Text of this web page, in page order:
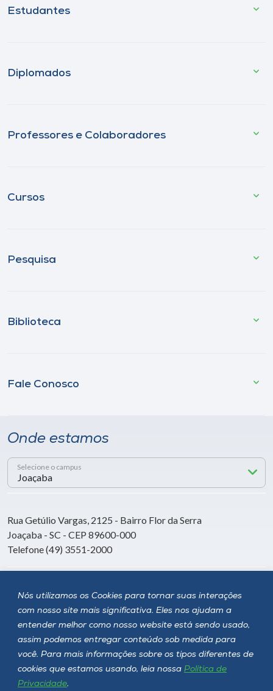
Nós utilizamos os Cookies para tornar suas interações
com nosso site mais significativa. Eles nos ajudam a
entender melhor como nosso website está sendo usado,
assim podemos entregar conteúdo sob medida para
você. Para mais informações sobre os tipos diferentes de
cookies que estamos usando, leia nossa Política de
Privacidade.
Estudantes
Diplomados
Professores e Colaboradores
Cursos
Pesquisa
Biblioteca
Fale Conosco
Onde estamos
Selecione o campus
Rua Getúlio Vargas, 2125 - Bairro Flor da Serra
Joaçaba - SC - CEP 89600-000
Telefone (49) 3551-2000
Siga a Unoesc